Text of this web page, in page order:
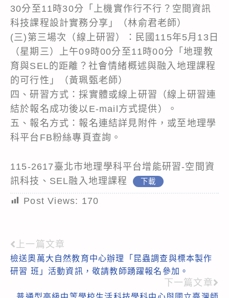
30分至11時30分「上機實作行不行？空間資訊
科技課程設計實務分享」（林俞君老師）
(三)第三場次（線上研習）：民國115年5月13日
（星期三）上午09時00分至11時00分「地理教
育與SEL的距離？社會情緒概述與融入地理課程
的可行性」（黃珮甄老師）
四、研習方式：採實體或線上研習（線上研習連
結於報名成功後以E-mail方式提供）。
五、報名方式：報名連結詳見附件，或至地理學
科平台FB粉絲專頁查詢。
115-2617臺北市地理學科平台增能研習-空間資
訊科技、SEL融入地理課程
下載
Post Views: 170
Read
more
上一篇文章
檢送奧萬大自然教育中心辦理「昆蟲調查與標本製作
研習 班」活動資訊，敬請教師踴躍報名參加。
下一篇文章